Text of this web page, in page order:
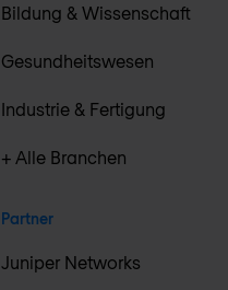
Bildung & Wissenschaft
Gesundheitswesen
Industrie & Fertigung
+ Alle Branchen
Partner
Juniper Networks